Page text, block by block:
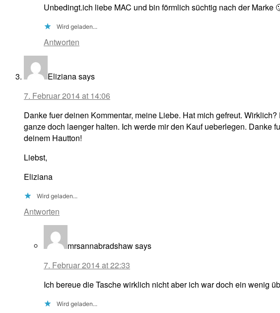
Unbedingt.ich liebe MAC und bin förmlich süchtig nach der Marke
Wird geladen...
Antworten
Elizianasays
7. Februar 2014 at 14:06
Danke fuer deinen Kommentar, meine Liebe. Hat mich gefreut.
ganze doch laenger halten. Ich werde mir den Kauf ueberlegen. Danke
deinem Hautton!
Liebst,
Eliziana
Wird geladen...
Antworten
mrsannabradshawsays
7. Februar 2014 at 22:33
Ich bereue die Tasche wirklich nicht aber ich war doch ein wenig
Wird geladen...